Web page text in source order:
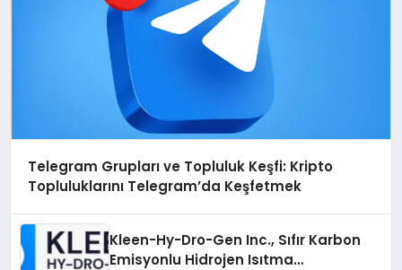
Telegram Grupları ve Topluluk Keşfi: Kripto
Topluluklarını Telegram’da Keşfetmek
Kleen-Hy-Dro-Gen Inc., Sıfır Karbon
Emisyonlu Hidrojen Isıtma